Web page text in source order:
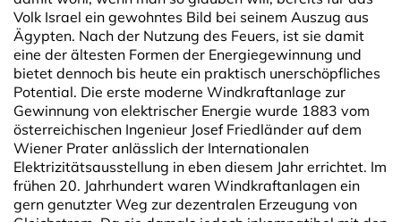
Volk Israel ein gewohntes Bild bei seinem Auszug aus
Ägypten. Nach der Nutzung des Feuers, ist sie damit
eine der ältesten Formen der Energiegewinnung und
bietet dennoch bis heute ein praktisch unerschöpfliches
Potential. Die erste moderne Windkraftanlage zur
Gewinnung von elektrischer Energie wurde 1883 vom
österreichischen Ingenieur Josef Friedländer auf dem
Wiener Prater anlässlich der Internationalen
Elektrizitätsausstellung in eben diesem Jahr errichtet. Im
frühen 20. Jahrhundert waren Windkraftanlagen ein
gern genutzter Weg zur dezentralen Erzeugung von